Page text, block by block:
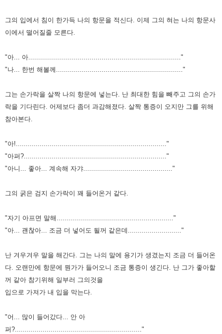
그의 입에서 침이 한가득 나의 항문을 적신다. 이제 그의 혀는 나의 항문사
이에서 떨어질줄 모른다.
"아... 아............................................................................."
"나... 한번 해볼께................................................................"
그는 손가락을 살짝 나의 항문에 넣는다. 난 최대한 힘을 빼주고 그의 손가
락을 기다린다. 어제보다 좀더 과감해졌다. 살짝 통증이 오지만 그를 위해
참아본다.
"아!............................................................................"
"아퍼?........................................................................"
"아니... 좋아... 계속해 자갸............................................."
그의 굵은 검지 손가락이 꽤 들어온거 같다.
"자기 아프면 말해..........................................................."
"아... 괜찮아... 조금 더 넣어도 될꺼 같은데..........................."
난 겨우겨우 말을 해간다.
그는 나의 말에 용기가 생겼는지 조금 더 들어온
다.
오랜만에 항문에 뭔가가 들어오니 조금 통증이 생긴다. 난 그가 좋아할
꺼 같아 참기위해 일부러 그의것을
입으로 가져가 내 입을 막는다.
"어... 많이 들어갔다... 안 아
퍼?................................................................"